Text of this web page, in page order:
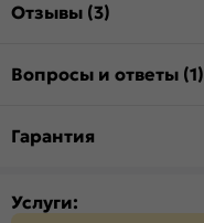
Отзывы (3)
Вопросы и ответы (1)
Гарантия
Услуги: